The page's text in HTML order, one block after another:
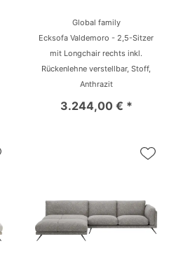
Global family
Ecksofa Valdemoro - 2,5-Sitzer
mit Longchair rechts inkl.
Rückenlehne verstellbar, Stoff,
Anthrazit
3.244,00 € *